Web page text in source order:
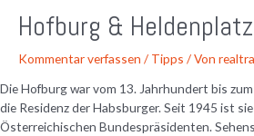
Hofburg & Heldenplatz
Kommentar verfassen / Tipps / Von
Die Hofburg war vom 13. Jahrhundert bis
die Residenz der Habsburger. Seit 1945 ist
Österreichischen Bundespräsidenten.